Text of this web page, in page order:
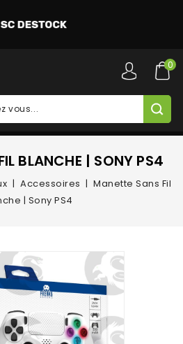
0
BLANCHE | SONY PS4
Accessoires
Manette Sans Fil
| Sony PS4